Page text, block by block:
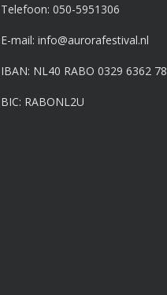
Telefoon:050-5951306
E-mail:info@aurorafestival.nl
IBAN: NL40 RABO 0329 6362 78
BIC: RABONL2U